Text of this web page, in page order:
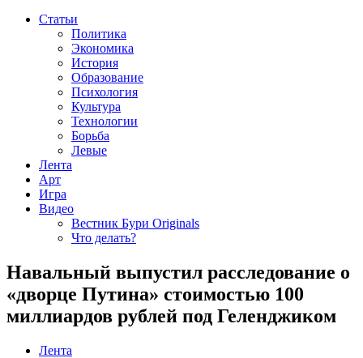
Статьи
Политика
Экономика
История
Образование
Психология
Культура
Технологии
Борьба
Левые
Лента
Арт
Игра
Видео
Вестник Бури Originals
Что делать?
Навальный выпустил расследование о
«дворце Путина» стоимостью 100
миллиардов рублей под Геленджиком
Лента